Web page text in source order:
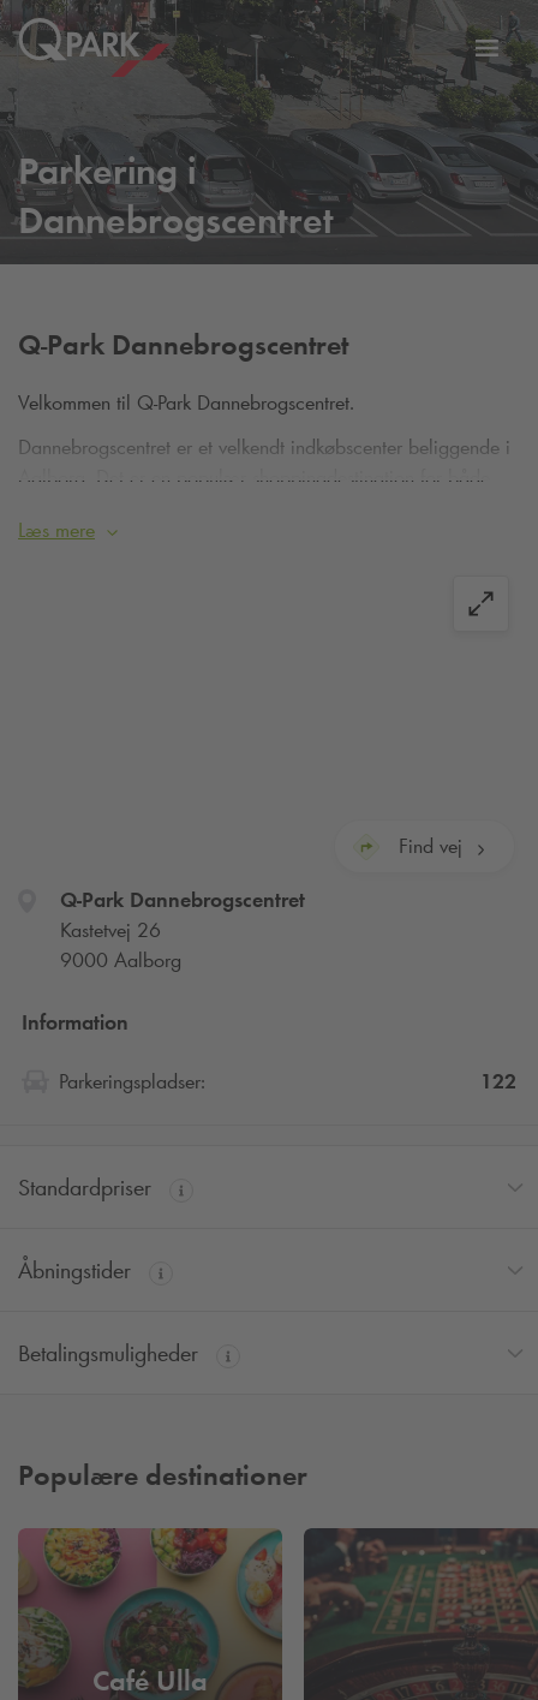
Slå
Parkering i
Dannebrogscentret
Q-Park Dannebrogscentret
Velkommen til Q-Park Dannebrogscentret.
Dannebrogscentret er et velkendt indkøbscenter beliggende i
Aalborg. Det er en populær shoppingdestination for både
spise- og underholdningsmuligheder.
forskellige behov, herunder mode, elektronik og indretning til
Læs mere
Find vej
Q-ParkDannebrogscentret
Kastetvej 26
9000 Aalborg
Information
Parkeringspladser: 122
Standardpriser
Åbningstider
Betalingsmuligheder
Populære destinationer
Café Ulla